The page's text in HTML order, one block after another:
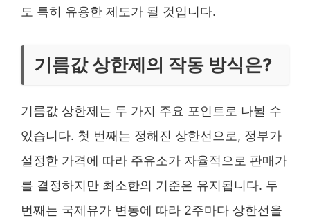
도 특히 유용한 제도가 될 것입니다.
기름값 상한제의 작동 방식은?
기름값 상한제는 두 가지 주요 포인트로 나뉠 수
있습니다. 첫 번째는 정해진 상한선으로, 정부가
설정한 가격에 따라 주유소가 자율적으로 판매가
를 결정하지만 최소한의 기준은 유지됩니다. 두
번째는 국제유가 변동에 따라 2주마다 상한선을